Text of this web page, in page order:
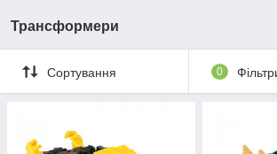
Трансформери
Сортування 0